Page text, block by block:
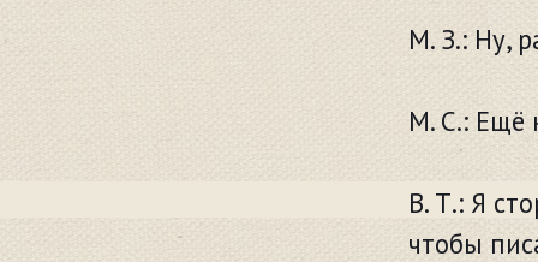
М. З.: Ну,
М. С.: Ещё
В. Т.: Я
чтобы